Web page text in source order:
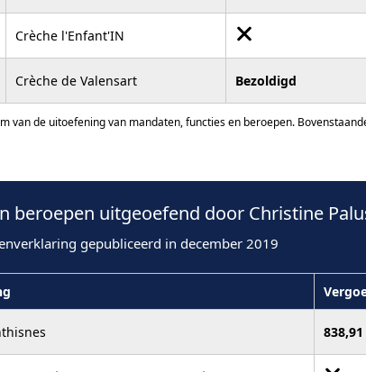
Crèche l'Enfant'IN
Crèche de Valensart Bezoldigd
van de uitoefening van mandaten, functies en beroepen.
beroepen uitgeoefend door Christine
gepubliceerd in december 2019
838,91